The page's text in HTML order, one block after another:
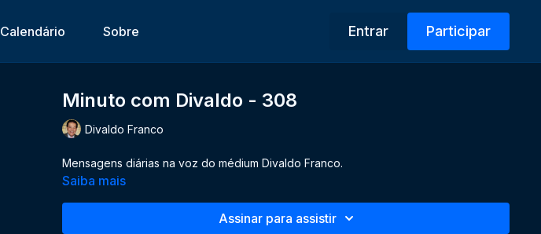
Calendário Sobre Entrar Participar
Minuto com Divaldo - 308
Divaldo Franco
Mensagens diárias na voz do médium Divaldo Franco.
Saiba mais
Assinar para assistir